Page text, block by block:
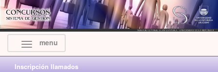
menu
Inscripción llamados